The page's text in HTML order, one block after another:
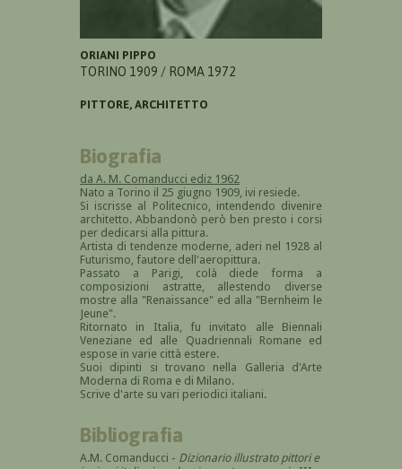
ORIANI PIPPO
TORINO 1909 / ROMA 1972
PITTORE, ARCHITETTO
Biografia
da A. M. Comanducci ediz 1962
Nato a Torino il 25 giugno 1909, ivi resiede.
Si iscrisse al Politecnico, intendendo divenire
architetto. Abbandonò però ben presto i corsi
per dedicarsi alla pittura.
Artista di tendenze moderne, aderi nel 1928 al
Futurismo, fautore dell'aeropittura.
Passato a Parigi, colà diede forma a
composizioni astratte, allestendo diverse
mostre alla "Renaissance" ed alla "Bernheim le
Jeune".
Ritornato in Italia, fu invitato alle Biennali
Veneziane ed alle Quadriennali Romane ed
espose in varie città estere.
Suoi dipinti si trovano nella Galleria d'Arte
Moderna di Roma e di Milano.
Scrive d'arte su vari periodici italiani.
Bibliografia
A.M. Comanducci - Dizionario illustrato pittori e